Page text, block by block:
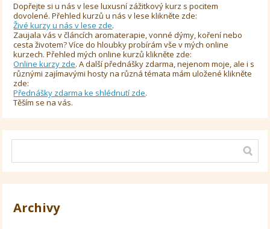
Dopřejte si u nás v lese luxusní zážitkový kurz s pocitem
dovolené. Přehled kurzů u nás v lese klikněte zde:
Živé kurzy u nás v lese zde.
Zaujala vás v článcích aromaterapie, vonné dýmy, koření nebo
cesta životem? Více do hloubky probírám vše v mých online
kurzech. Přehled mých online kurzů klikněte zde:
Online kurzy zde. A další přednášky zdarma, nejenom moje, ale i s
různými zajímavými hosty na různá témata mám uložené klikněte
zde:
Přednášky zdarma ke shlédnutí zde.
Těším se na vás.
Archivy